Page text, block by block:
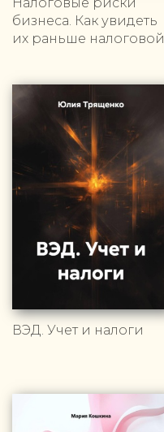
бизнеса. Как увидеть
их раньше налоговой
ВЭД. Учет и налоги